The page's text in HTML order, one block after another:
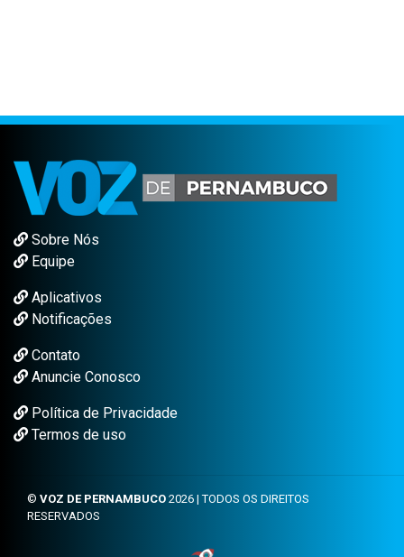
Sobre Nós
Equipe
Aplicativos
Notificações
Contato
Anuncie Conosco
Política de Privacidade
Termos de uso
© VOZ DE PERNAMBUCO 2026 | TODOS OS DIREITOS
RESERVADOS